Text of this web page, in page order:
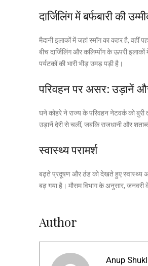
दार्जिलिंग में बर्फबारी की
मैदानी इलाकों में जहां स्मॉग का कहर है, वहीं
बीच दार्जिलिंग और कलिम्पोंग के ऊपरी
पर्यटकों की भारी भीड़ उमड़ पड़ी है।
परिवहन पर असर: उड़ानें
घने कोहरे ने राज्य के परिवहन नेटवर्क को
उड़ानें देरी से चलीं, जबकि राजधानी और
स्वास्थ्य परामर्श
बढ़ते प्रदूषण और ठंड को देखते हुए स्वास्थ्य
बढ़ गया है। मौसम विभाग के अनुसार,
Author
Anup